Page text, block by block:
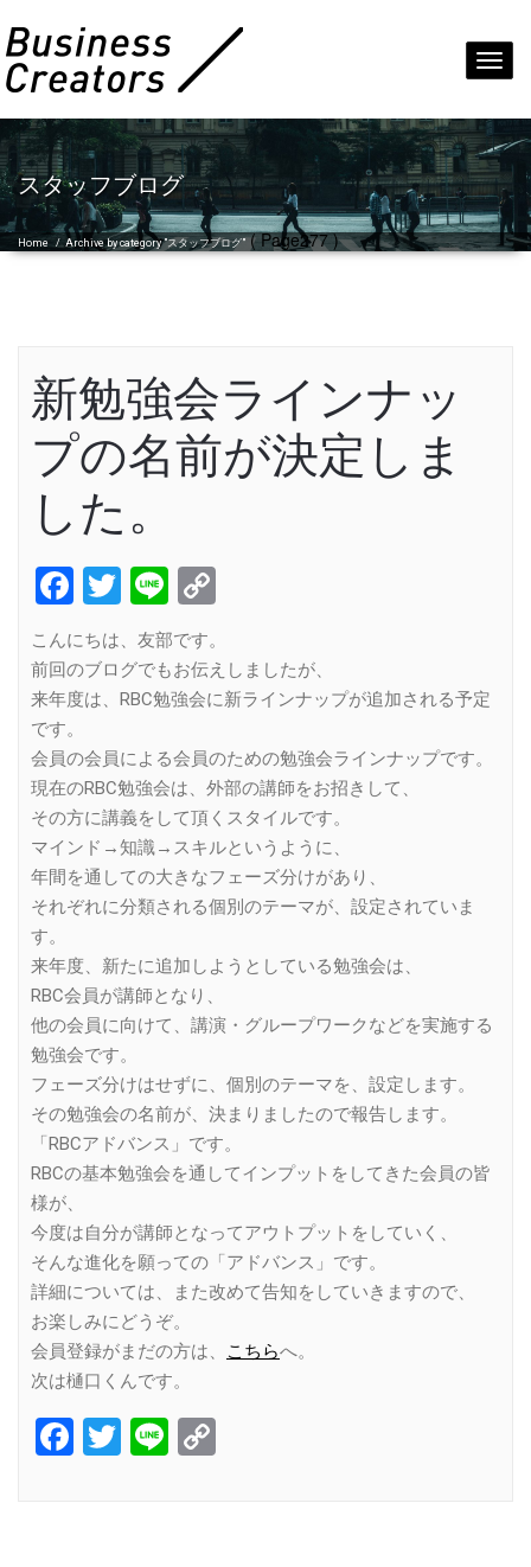
スタッフブログ
Home /Archive by category "スタッフブログ"( Page277 )
新勉強会ラインナッ
プの名前が決定しま
した。
Facebook
Twitter
Line
こんにちは、友部です。
前回のブログでもお伝えしましたが、
来年度は、RBC勉強会に新ラインナップが追加される予定
です。
会員の会員による会員のための勉強会ラインナップです。
現在のRBC勉強会は、外部の講師をお招きして、
その方に講義をして頂くスタイルです。
マインド→知識→スキルというように、
年間を通しての大きなフェーズ分けがあり、
それぞれに分類される個別のテーマが、設定されていま
す。
来年度、新たに追加しようとしている勉強会は、
RBC会員が講師となり、
他の会員に向けて、講演・グループワークなどを実施する
勉強会です。
フェーズ分けはせずに、個別のテーマを、設定します。
その勉強会の名前が、決まりましたので報告します。
「RBCアドバンス」です。
RBCの基本勉強会を通してインプットをしてきた会員の皆
様が、
今度は自分が講師となってアウトプットをしていく、
そんな進化を願っての「アドバンス」です。
詳細については、また改めて告知をしていきますので、
お楽しみにどうぞ。
会員登録がまだの方は、
こちらへ。
次は樋口くんです。
Facebook
Twitter
Line